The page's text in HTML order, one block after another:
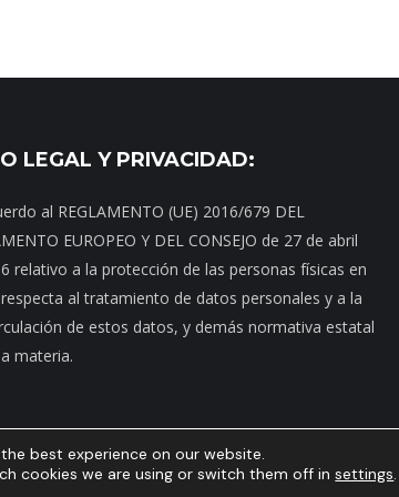
LEGAL Y PRIVACIDAD:
al REGLAMENTO (UE) 2016/679 DEL
EUROPEO Y DEL CONSEJO de 27 de abril
relativo a la protección de las personas físicas en
al tratamiento de datos personales y a la
de estos datos, y demás normativa estatal
materia.
estamos|Noticias| Política de privacidad | Aviso Legal
best experience on our website.
cookies we are using or switch them off insettings.